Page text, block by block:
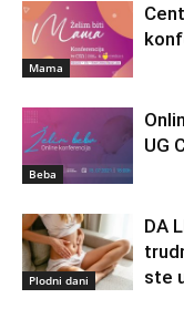
Mama
Beba
UG
Plodni dani
DA
ste